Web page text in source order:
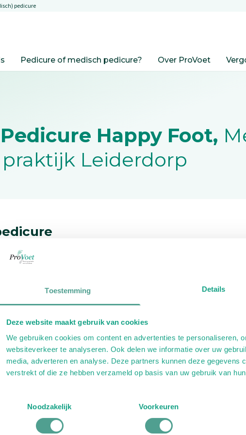
Toestemming Details
Deze website maakt gebruik van cookies
We gebruiken cookies om content en advertenties te personaliseren,
websiteverkeer te analyseren. Ook delen we informatie over uw
media, adverteren en analyse. Deze partners kunnen deze gegevens
verstrekt of die ze hebben verzameld op basis van uw gebruik van
Noodzakelijk
Voorkeuren
pedicure
Pedicure of medisch pedicure? Over ProVoet
Happy Foot,
Leiderdorp
website
review